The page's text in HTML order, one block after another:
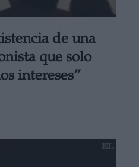
de una
que solo
intereses”